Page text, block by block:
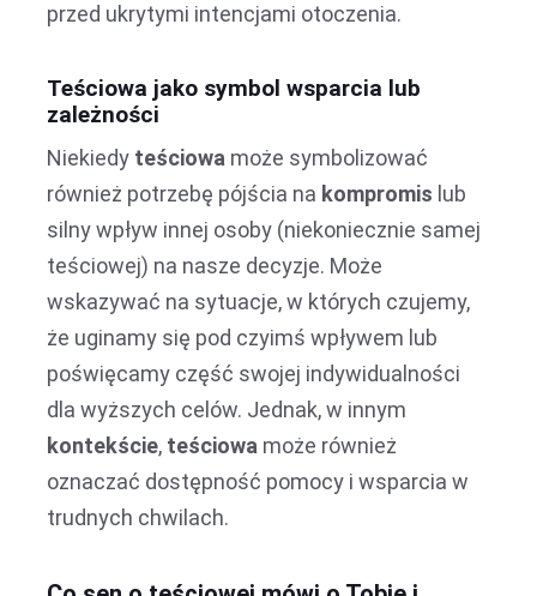
przed ukrytymi intencjami otoczenia.
Teściowa jako symbol wsparcia lub
zależności
Niekiedy teściowa może symbolizować
również potrzebę pójścia na kompromis lub
silny wpływ innej osoby (niekoniecznie samej
teściowej) na nasze decyzje. Może
wskazywać na sytuacje, w których czujemy,
że uginamy się pod czyimś wpływem lub
poświęcamy część swojej indywidualności
dla wyższych celów. Jednak, w innym
kontekście, teściowa może również
oznaczać dostępność pomocy i wsparcia w
trudnych chwilach.